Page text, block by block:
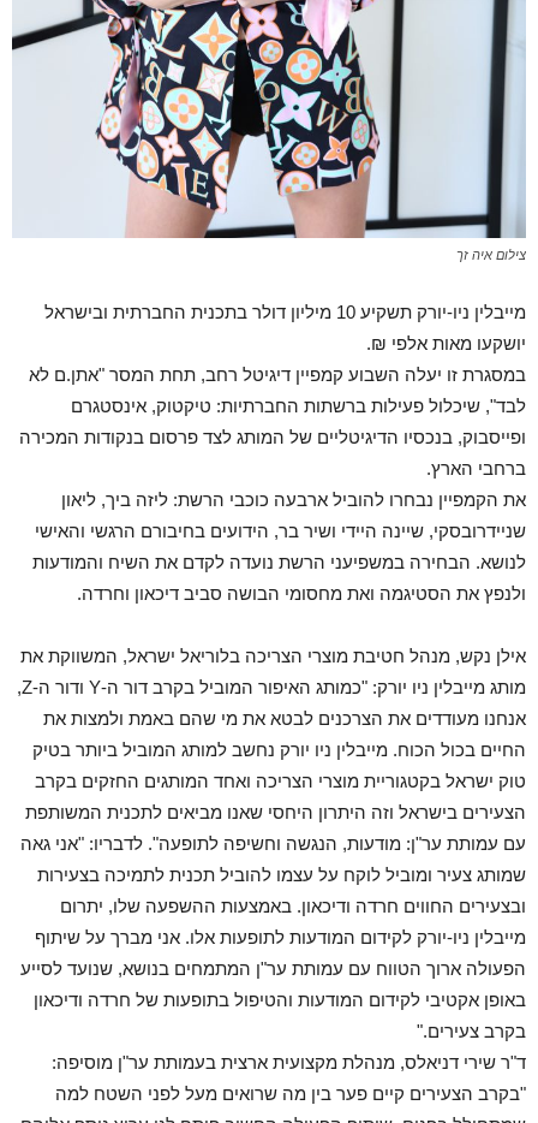
צילום איה זך
מייבלין ניו-יורק תשקיע 10 מיליון דולר בתכנית החברתית ובישראל
יושקעו מאות אלפי ₪.
במסגרת זו יעלה השבוע קמפיין דיגיטל רחב, תחת המסר "אתן.ם לא
לבד", שיכלול פעילות ברשתות החברתיות: טיקטוק, אינסטגרם
ופייסבוק, בנכסיו הדיגיטליים של המותג לצד פרסום בנקודות המכירה
ברחבי הארץ.
את הקמפיין נבחרו להוביל ארבעה כוכבי הרשת: ליזה ביך, ליאון
שניידרובסקי, שיינה היידי ושיר בר, הידועים בחיבורם הרגשי והאישי
לנושא. הבחירה במשפיעני הרשת נועדה לקדם את השיח והמודעות
ולנפץ את הסטיגמה ואת מחסומי הבושה סביב דיכאון וחרדה.
אילן נקש, מנהל חטיבת מוצרי הצריכה בלוריאל ישראל, המשווקת את
מותג מייבלין ניו יורק: "כמותג האיפור המוביל בקרב דור ה-Y ודור ה-Z,
אנחנו מעודדים את הצרכנים לבטא את מי שהם באמת ולמצות את
החיים בכול הכוח. מייבלין ניו יורק נחשב למותג המוביל ביותר בטיק
טוק ישראל בקטגוריית מוצרי הצריכה ואחד המותגים החזקים בקרב
הצעירים בישראל וזה היתרון היחסי שאנו מביאים לתכנית המשותפת
עם עמותת ער"ן: מודעות, הנגשה וחשיפה לתופעה". לדבריו: "אני גאה
שמותג צעיר ומוביל לוקח על עצמו להוביל תכנית לתמיכה בצעירות
ובצעירים החווים חרדה ודיכאון. באמצעות ההשפעה שלו, יתרום
מייבלין ניו-יורק לקידום המודעות לתופעות אלו. אני מברך על שיתוף
הפעולה ארוך הטווח עם עמותת ער"ן המתמחים בנושא, שנועד לסייע
באופן אקטיבי לקידום המודעות והטיפול בתופעות של חרדה ודיכאון
בקרב צעירים."
ד"ר שירי דניאלס, מנהלת מקצועית ארצית בעמותת ער"ן מוסיפה:
"בקרב הצעירים קיים פער בין מה שרואים מעל לפני השטח למה